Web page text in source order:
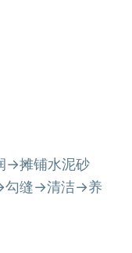
→摊铺水泥砂
勾缝→清洁→养